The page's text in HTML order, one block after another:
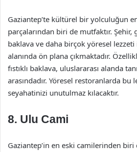
Gaziantep’te kültürel bir yolculuğun
parçalarından biri de mutfaktır. Şehir,
baklava ve daha birçok yöresel
alanında ön plana çıkmaktadır.
fıstıklı baklava, uluslararası alanda
arasındadır. Yöresel restoranlarda bu
seyahatinizi unutulmaz kılacaktır.
8. Ulu Cami
Gaziantep’in en eski camilerinden